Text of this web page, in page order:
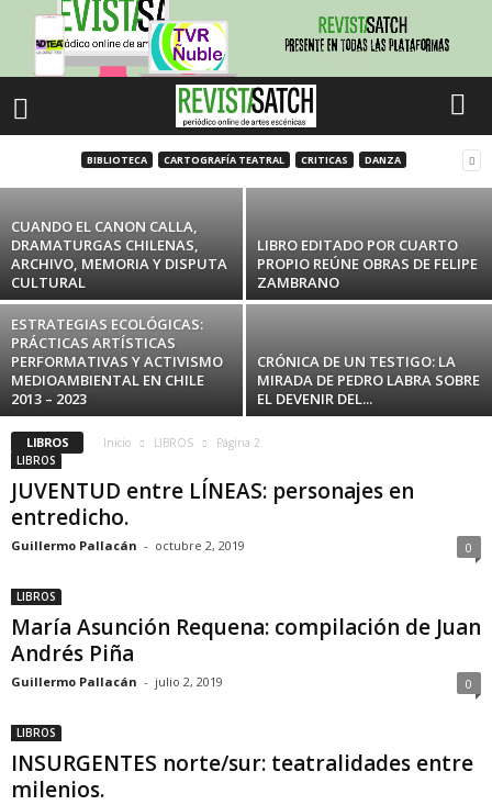
BIBLIOTECA CARTOGRAFÍA TEATRAL CRITICAS DANZA
PRESENTACIÓN DE Revista Apuntes de
Teatro N.º 150 (2025)
REVISTA SATCH - abril 17, 2026
CUANDO EL CANON CALLA,
DRAMATURGAS CHILENAS,
ARCHIVO, MEMORIA Y DISPUTA
CULTURAL
LIBRO EDITADO POR CUARTO
PROPIO REÚNE OBRAS DE FELIPE
ZAMBRANO
ESTRATEGIAS ECOLÓGICAS:
PRÁCTICAS ARTÍSTICAS
PERFORMATIVAS Y ACTIVISMO
MEDIOAMBIENTAL EN CHILE
2013 – 2023
CRÓNICA DE UN TESTIGO: LA
MIRADA DE PEDRO LABRA SOBRE
EL DEVENIR DEL...
LIBROS Inicio LIBROS
Página 2
LIBROS
JUVENTUD entre LÍNEAS: personajes en
entredicho.
Guillermo Pallacán - octubre 2, 2019 0
LIBROS
María Asunción Requena: compilación de Juan
Andrés Piña
Guillermo Pallacán - julio 2, 2019 0
LIBROS
INSURGENTES norte/sur: teatralidades entre
milenios.